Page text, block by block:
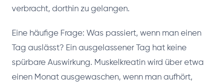
verbracht, dorthin zu gelangen.
Eine häufige Frage: Was passiert, wenn man einen
Tag auslässt? Ein ausgelassener Tag hat keine
spürbare Auswirkung. Muskelkreatin wird über etwa
einen Monat ausgewaschen, wenn man aufhört,